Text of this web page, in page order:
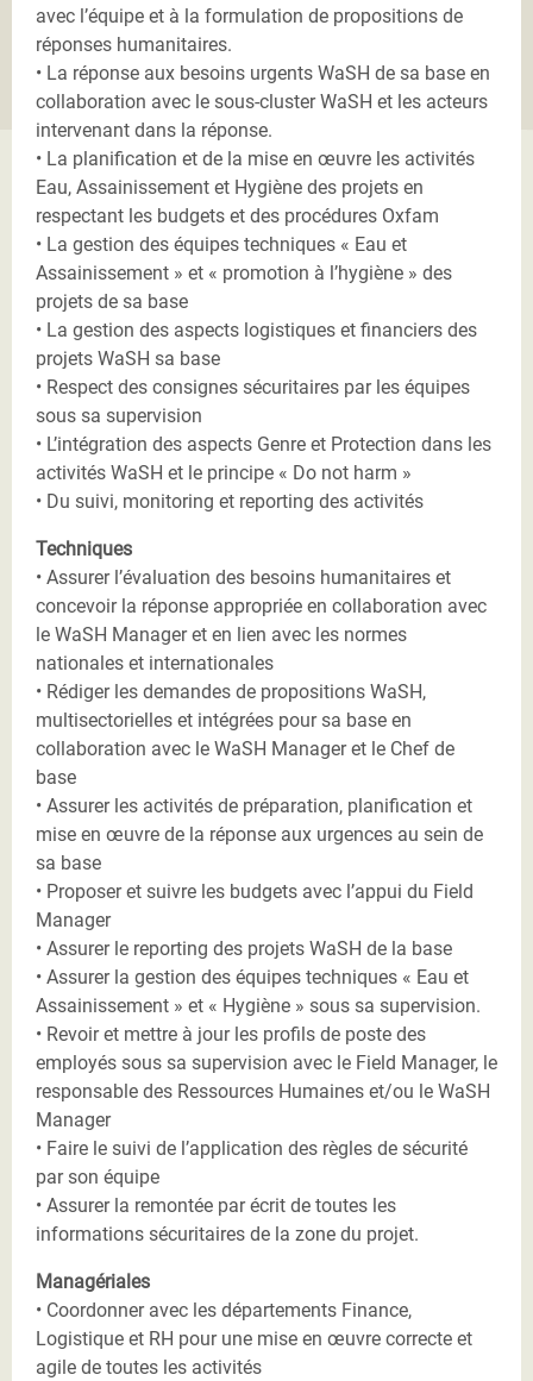
avec l’équipe et à la formulation de propositions de
réponses humanitaires.
• La réponse aux besoins urgents WaSH de sa base en
collaboration avec le sous-cluster WaSH et les acteurs
intervenant dans la réponse.
• La planification et de la mise en œuvre les activités
Eau, Assainissement et Hygiène des projets en
respectant les budgets et des procédures Oxfam
• La gestion des équipes techniques « Eau et
Assainissement » et « promotion à l’hygiène » des
projets de sa base
• La gestion des aspects logistiques et financiers des
projets WaSH sa base
• Respect des consignes sécuritaires par les équipes
sous sa supervision
• L’intégration des aspects Genre et Protection dans les
activités WaSH et le principe « Do not harm »
• Du suivi, monitoring et reporting des activités
Techniques
• Assurer l’évaluation des besoins humanitaires et
concevoir la réponse appropriée en collaboration avec
le WaSH Manager et en lien avec les normes
nationales et internationales
• Rédiger les demandes de propositions WaSH,
multisectorielles et intégrées pour sa base en
collaboration avec le WaSH Manager et le Chef de
base
• Assurer les activités de préparation, planification et
mise en œuvre de la réponse aux urgences au sein de
sa base
• Proposer et suivre les budgets avec l’appui du Field
Manager
• Assurer le reporting des projets WaSH de la base
• Assurer la gestion des équipes techniques « Eau et
Assainissement » et « Hygiène » sous sa supervision.
• Revoir et mettre à jour les profils de poste des
employés sous sa supervision avec le Field Manager, le
responsable des Ressources Humaines et/ou le WaSH
Manager
• Faire le suivi de l’application des règles de sécurité
par son équipe
• Assurer la remontée par écrit de toutes les
informations sécuritaires de la zone du projet.
Managériales
• Coordonner avec les départements Finance,
Logistique et RH pour une mise en œuvre correcte et
agile de toutes les activités